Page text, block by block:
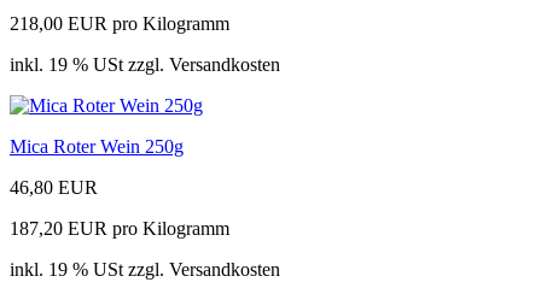
218,00 EUR pro Kilogramm
inkl. 19 % USt zzgl. Versandkosten
Mica Roter Wein 250g
46,80 EUR
187,20 EUR pro Kilogramm
inkl. 19 % USt zzgl. Versandkosten